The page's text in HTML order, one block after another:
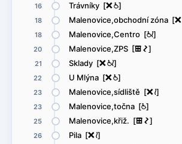
16 Trávníky [ë@]
18 Malenovice,obchodní zóna [ë
18 Malenovice,Centro [@<]
20 Malenovice,ZPS [æó]
21 Sklady [ë@<]
22 U Mlýna [ë@]
23 Malenovice,sídliště [ë<]
23 Malenovice,točna [@]
25 Malenovice,křiž. [æó]
26 Pila [ë<]